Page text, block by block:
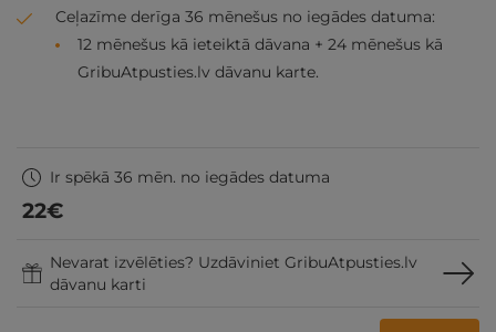
Ceļazīme derīga 36 mēnešus no iegādes datuma:
12 mēnešus kā ieteiktā dāvana + 24 mēnešus kā
GribuAtpusties.lv dāvanu karte.
Ir spēkā 36 mēn. no iegādes datuma
22€
Nevarat izvēlēties? Uzdāviniet GribuAtpusties.lv
dāvanu karti